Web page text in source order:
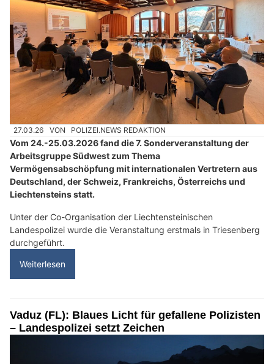
27.03.26 VON POLIZEI.NEWS REDAKTION
Vom 24.-25.03.2026 fand die 7. Sonderveranstaltung der
Arbeitsgruppe Südwest zum Thema
Vermögensabschöpfung mit internationalen Vertretern aus
Deutschland, der Schweiz, Frankreichs, Österreichs und
Liechtensteins statt.
Unter der Co-Organisation der Liechtensteinischen
Landespolizei wurde die Veranstaltung erstmals in Triesenberg
durchgeführt.
Weiterlesen
Vaduz (FL): Blaues Licht für gefallene Polizisten
– Landespolizei setzt Zeichen